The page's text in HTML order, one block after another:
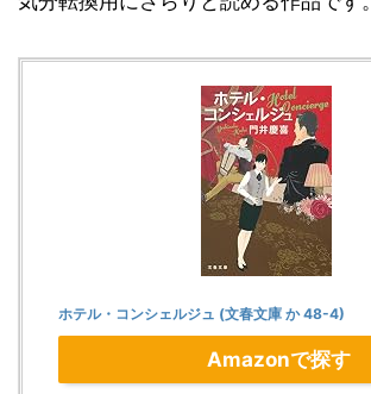
ホテル・コンシェルジュ (文春文庫 か 48-4)
Amazonで探す